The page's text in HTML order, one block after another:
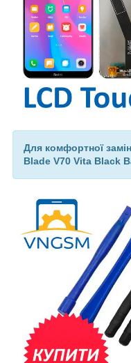
Для комфортної
Blade V70 Vita Black